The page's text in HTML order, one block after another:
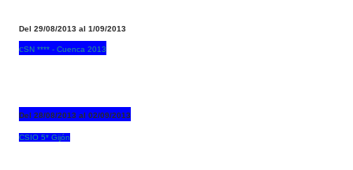
Del 29/08/2013 al 1/09/2013
cSN **** - Cuenca 2013
Del 28/08/2013 al 02/09/2013
CSIO 5* Gijón